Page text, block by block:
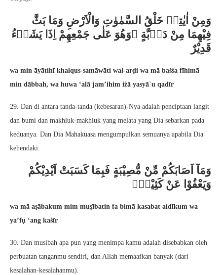
وَمِنْ اٰيٰتِهٖ خَلْقُ السَّمٰوٰتِ وَالْاَرْضِ وَمَا بَثَّ
فِيْهِمَا مِنْ دَاۤبَّةٍ ۗوَهُوَ عَلٰى جَمْعِهِمْ اِذَا يَشَاۤءُ
قَدِيْرٌ
wa min āyātihī khalqus-samāwāti wal-arḍi wa mā baṡṡa fīhimā
min dābbah, wa huwa ‘alā jam’ihim iżā yasyā`u qadīr
29. Dan di antara tanda-tanda (kebesaran)-Nya adalah penciptaan langit
dan bumi dan makhluk-makhluk yang melata yang Dia sebarkan pada
keduanya. Dan Dia Mahakuasa mengumpulkan semuanya apabila Dia
kehendaki.
وَمَآ اَصَابَكُمْ مِّنْ مُّصِيْبَةٍ فَبِمَا كَسَبَتْ اَيْدِيْكُمْ
وَيَعْفُوْا عَنْ كَثِيْرٍۗ
wa mā aṣābakum mim muṣībatin fa bimā kasabat aidīkum wa
ya’fụ ‘ang kaṡīr
30. Dan musibah apa pun yang menimpa kamu adalah disebabkan oleh
perbuatan tanganmu sendiri, dan Allah memaafkan banyak (dari
kesalahan-kesalahanmu).